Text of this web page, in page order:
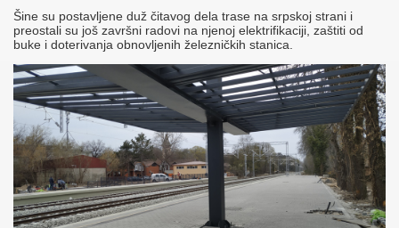
Šine su postavljene duž čitavog dela trase na srpskoj strani i
preostali su još završni radovi na njenoj elektrifikaciji, zaštiti od
buke i doterivanja obnovljenih železničkih stanica.